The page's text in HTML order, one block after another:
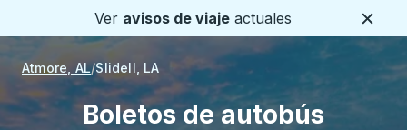
Ver avisos de viajeactuales
Atmore, AL Slidell, LA
Boletos de autobús